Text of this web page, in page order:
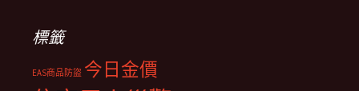
標籤
EAS商品防盜 今日金價